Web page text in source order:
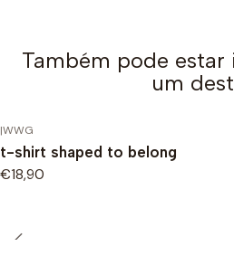
Também pode estar
um
|WWG
t-shirt shaped to belong
€18,90